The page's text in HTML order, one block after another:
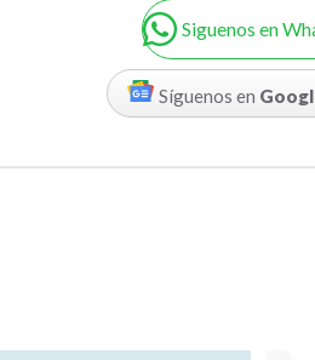
Siguenos en
Síguenos en